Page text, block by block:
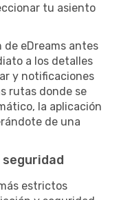
tu asiento
de eDreams antes
a los detalles
y notificaciones
rutas donde se
la aplicación
de una
estrictos